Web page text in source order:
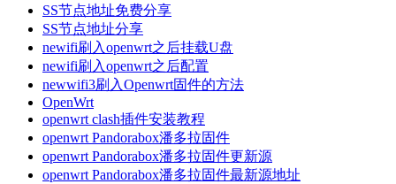
SS节点地址免费分享
SS节点地址分享
newifi刷入openwrt之后挂载U盘
newifi刷入openwrt之后配置
newwifi3刷入Openwrt固件的方法
OpenWrt
openwrt clash插件安装教程
openwrt Pandorabox潘多拉固件
openwrt Pandorabox潘多拉固件更新源
openwrt Pandorabox潘多拉固件最新源地址